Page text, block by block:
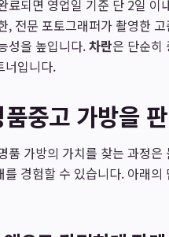
료되면 영업일 기준 단 2일
, 전문 포토그래퍼가 촬영한
성을 높입니다.차란은 단순히
너입니다.
중고 가방을
품 가방의 가치를 찾는 과정
경험할 수 있습니다. 아래